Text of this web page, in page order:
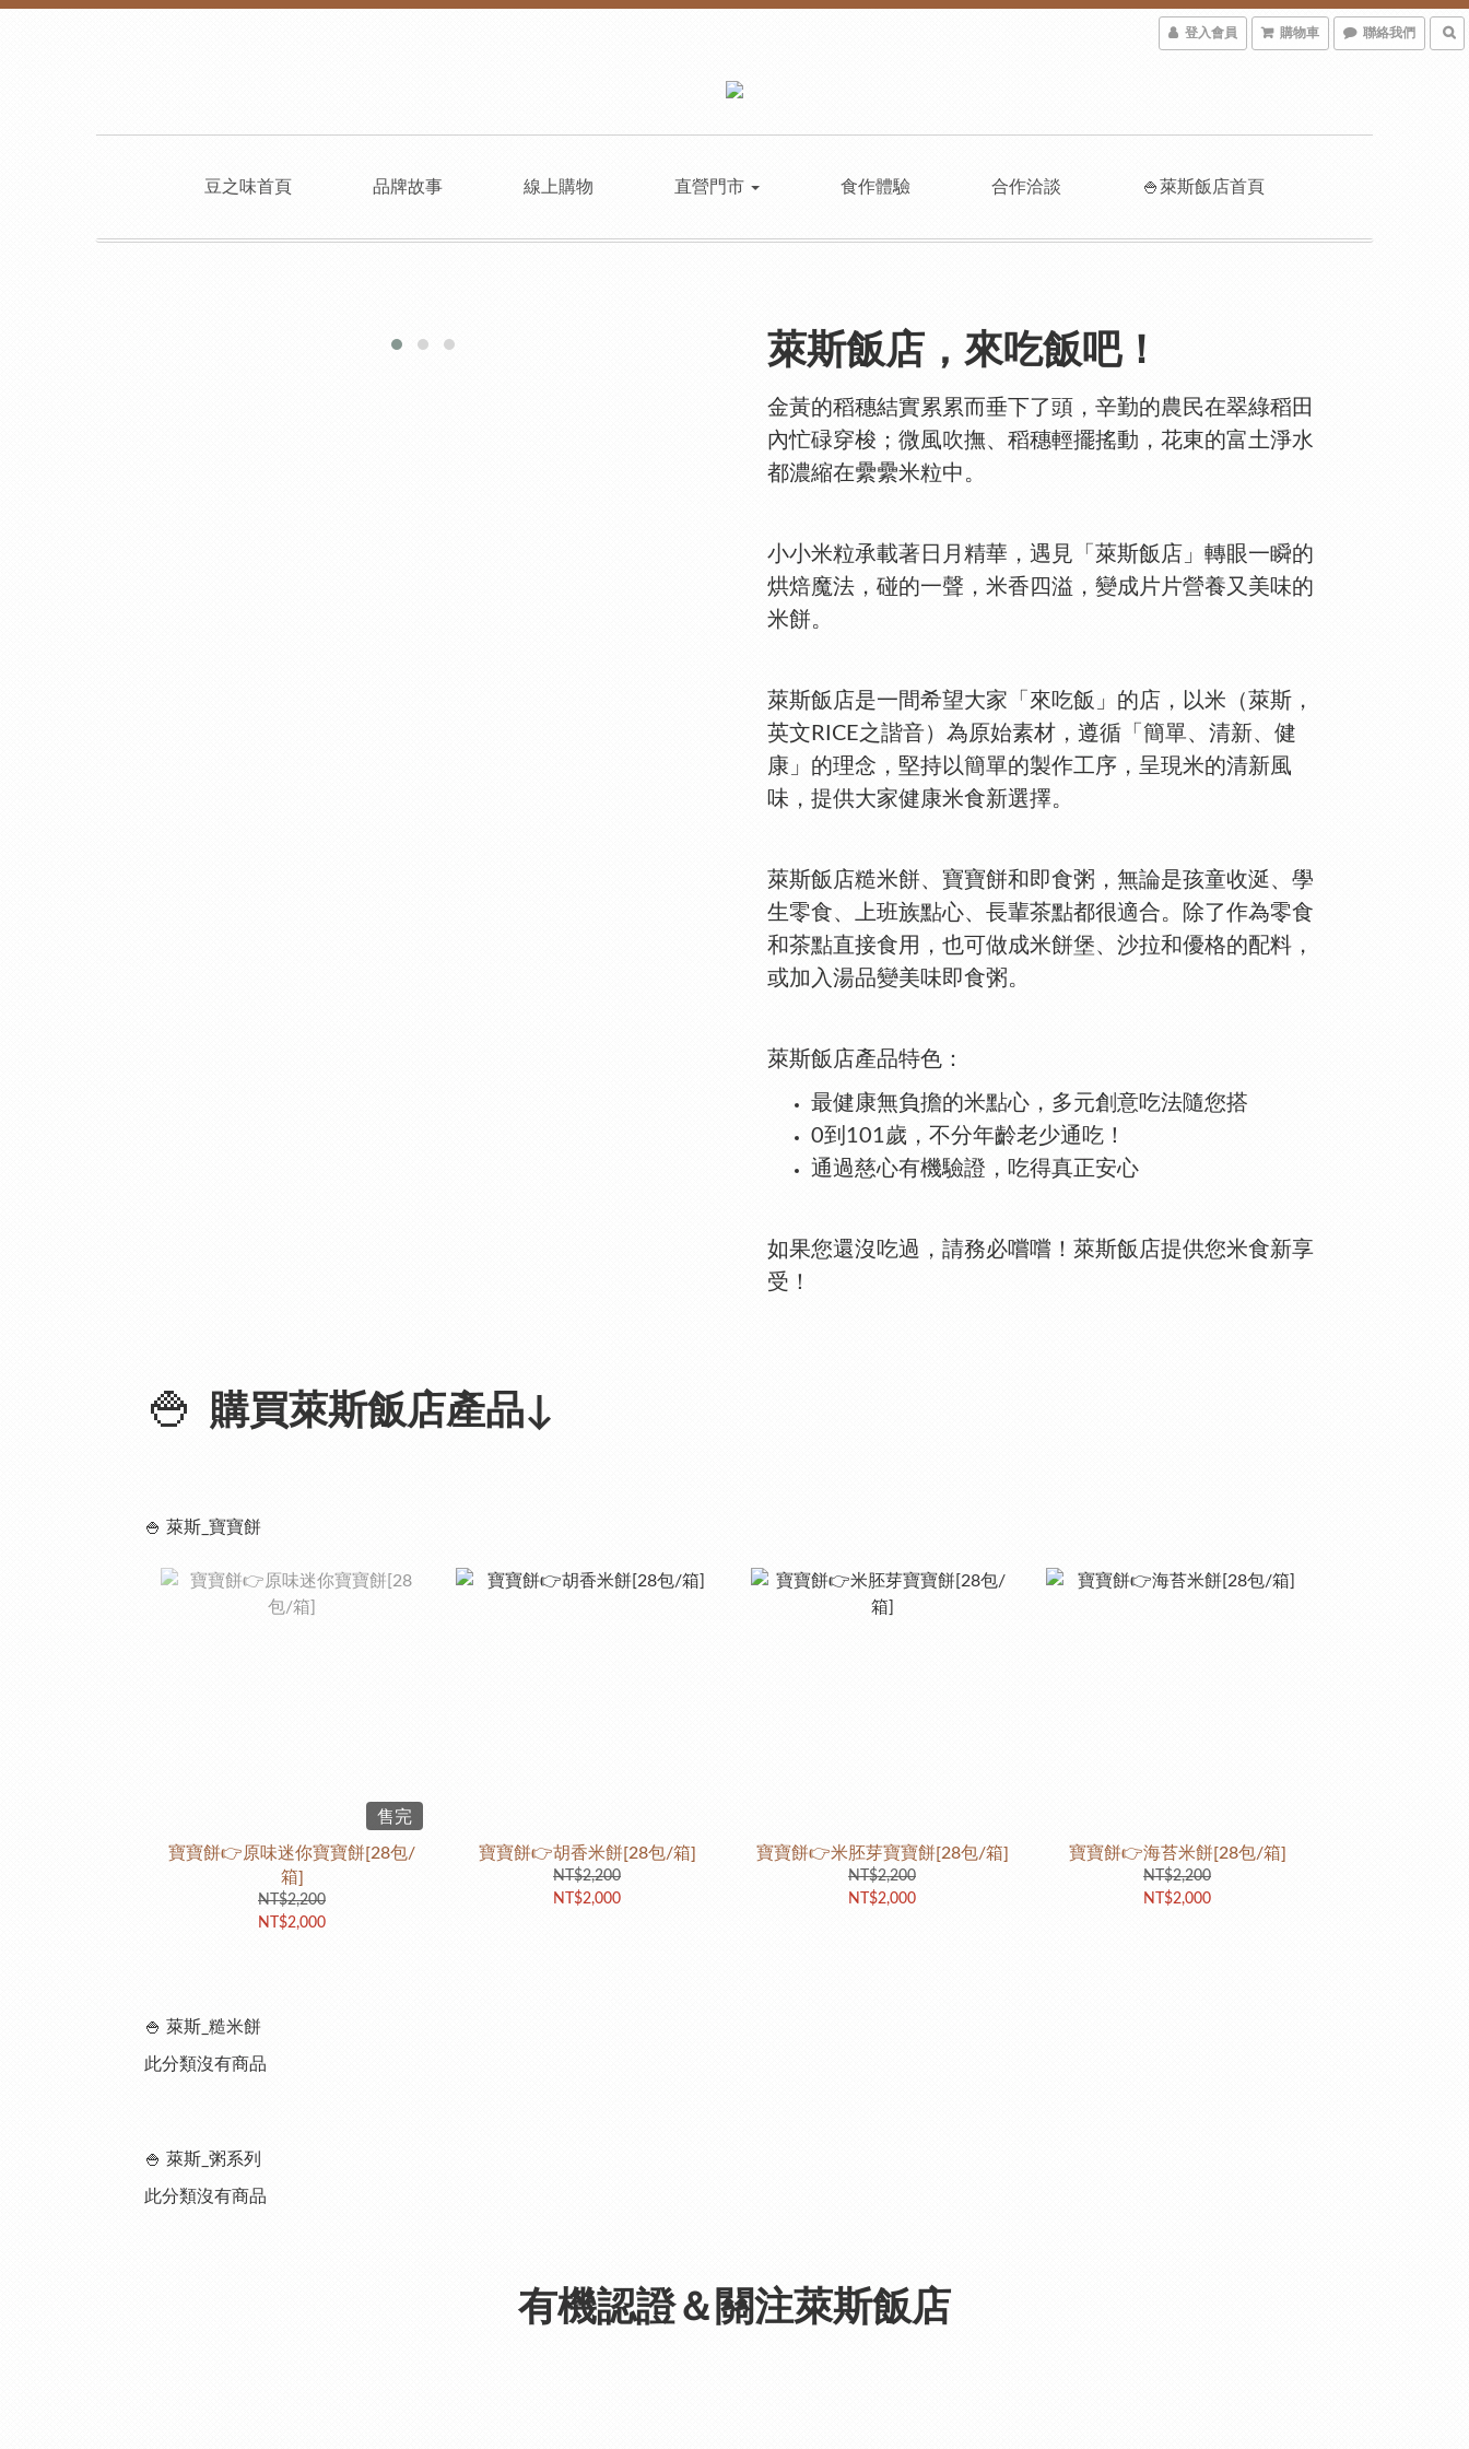
登入會員 購物車 聯絡我們
豆之味首頁 品牌故事 線上購物 直營門市 食作體驗 合作洽談 🍚萊斯飯店首頁
萊斯飯店，來吃飯吧！
金黃的稻穗結實累累而垂下了頭，辛勤的農民在翠綠稻田
內忙碌穿梭；微風吹撫、稻穗輕擺搖動，花東的富土淨水
都濃縮在纍纍米粒中。
小小米粒承載著日月精華，遇見「萊斯飯店」轉眼一瞬的
烘焙魔法，碰的一聲，米香四溢，變成片片營養又美味的
米餅。
萊斯飯店是一間希望大家「來吃飯」的店，以米（萊斯，
英文RICE之諧音）為原始素材，遵循「簡單、清新、健
康」的理念，堅持以簡單的製作工序，呈現米的清新風
味，提供大家健康米食新選擇。
萊斯飯店糙米餅、寶寶餅和即食粥，無論是孩童收涎、學
生零食、上班族點心、長輩茶點都很適合。除了作為零食
和茶點直接食用，也可做成米餅堡、沙拉和優格的配料，
或加入湯品變美味即食粥。
萊斯飯店產品特色：
最健康無負擔的米點心，多元創意吃法隨您搭
0到101歲，不分年齡老少通吃！
通過慈心有機驗證，吃得真正安心
如果您還沒吃過，請務必嚐嚐！萊斯飯店提供您米食新享
受！
🍚 購買萊斯飯店產品↓
🍚 萊斯_寶寶餅
售完
寶寶餅👉原味迷你寶寶餅[28包/
箱]
NT$2,200
NT$2,000
寶寶餅👉胡香米餅[28包/箱]
NT$2,200
NT$2,000
寶寶餅👉米胚芽寶寶餅[28包/箱]
NT$2,200
NT$2,000
寶寶餅👉海苔米餅[28包/箱]
NT$2,200
NT$2,000
🍚 萊斯_糙米餅
此分類沒有商品
🍚 萊斯_粥系列
此分類沒有商品
有機認證＆關注萊斯飯店